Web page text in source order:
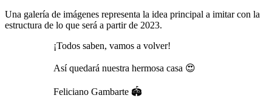
Una galería de imágenes representa la idea principal a imitar con la
estructura de lo que será a partir de 2023.
¡Todos saben, vamos a volver!
Así quedará nuestra hermosa casa 😍
Feliciano Gambarte 🏟